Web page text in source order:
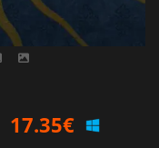
17.35€